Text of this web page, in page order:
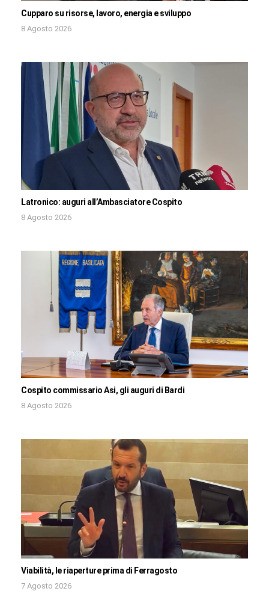
Cupparo su risorse, lavoro, energia e sviluppo
8 Agosto 2026
Latronico: auguri all’Ambasciatore Cospito
8 Agosto 2026
Cospito commissario Asi, gli auguri di Bardi
8 Agosto 2026
Viabilità, le riaperture prima di Ferragosto
7 Agosto 2026